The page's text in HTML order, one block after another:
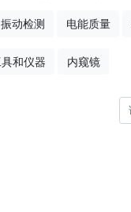
振动检测 电能质量
和仪器 内窥镜